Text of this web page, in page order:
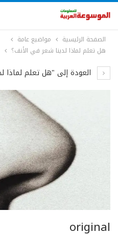
الصفحة الرئيسية
مواضيع عامة
هل تعلم لماذا لدينا شعر في الأنف؟
العودة إلى "هل تعلم لماذا
original